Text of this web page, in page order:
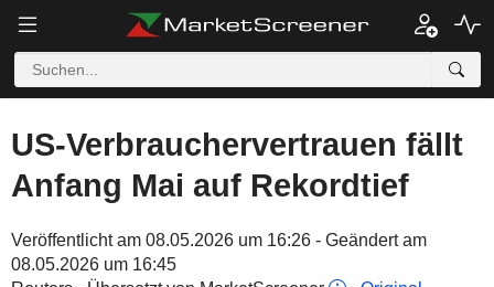
US-Verbrauchervertrauen fällt
Anfang Mai auf Rekordtief
Veröffentlicht am 08.05.2026 um 16:26 - Geändert am
08.05.2026 um 16:45